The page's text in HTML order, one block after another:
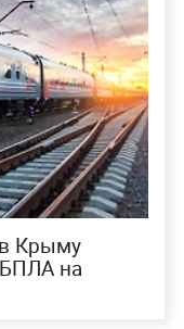
Крыму
БПЛА на